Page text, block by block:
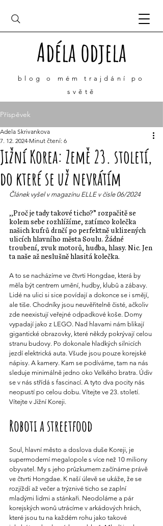
Adéla odjela
blog o mémtrajdání
po
světě
Příspěvek
Jižní Korea: Země 23. století,
do které se už nevrátím
Adela Skrivankova
7. 12. 2024 Minut čtení: 6
Článek vyšel v magazínu ELLE v čísle 06/2024
‚‚Proč je tady takové ticho?” rozpačitě se
kolem sebe rozhlížíme, zatímco kolečka
našich kufrů drnčí po perfektně uklizených
ulicích hlavního města Soulu. Žádné
troubení, zvuk motorů, hudba, hlasy. Nic. Jen
ta naše až neslušně hlasitá kolečka.
A to se nacházíme ve čtvrti Hongdae, která by
měla být centrem umění, hudby, klubů a zábavy.
Lidé na ulici si sice povídají a dokonce se i smějí,
ale tiše. Chodníky jsou neuvěřitelně čisté, ačkoliv
zde neexistují veřejné odpadkové koše. Domy
vypadají jako z LEGO. Nad hlavami nám blikají
gigantické obrazovky, které někdy pokrývají celou
stranu budovy. Po dokonale hladkých silnicích
jezdí elektrická auta. Všude jsou pouze korejské
nápisy. A kamery. Kam se podíváme, tam na nás
sleduje minimálně jedno oko Velkého bratra. Údiv
se v nás střídá s fascinací. A tyto dva pocity nás
neopustí po celou dobu. Vítejte ve 23. století.
Vítejte v Jižní Koreji.
Roboti a streetfood
Soul, hlavní město a doslova duše Koreji, je
supermoderní megalopole s více než 10 miliony
obyvatel. My s jeho průzkumem začínáme právě
ve čtvrti Hongdae. K naší úlevě se ukáže, že se
rozjíždí až večer a trýznivé ticho se zaplní
mladými lidmi a stánkaři. Neodoláme a pár
korejských wonů utrácíme v arkádových hrách,
které jsou tu na každém rohu jako takové